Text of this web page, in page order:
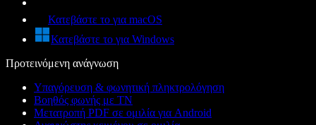
Κατεβάστε το για macOS
Κατεβάστε το για Windows
Προτεινόμενη ανάγνωση
Υπαγόρευση & φωνητική πληκτρολόγηση
Βοηθός φωνής με ΤΝ
Μετατροπή PDF σε ομιλία για Android